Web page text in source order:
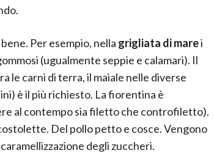
Per esempio, nella grigliata di marei
(ugualmente seppie e calamari). Il
le carni di terra, il maiale nelle diverse
è il più richiesto. La fiorentina è
al contempo sia filetto che controfiletto).
Del pollo petto e cosce. Vengono
degli zuccheri.